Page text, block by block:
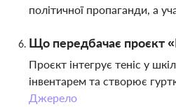
політичної пропаганди, а
Що передбачає проєкт
Проєкт інтегрує теніс у
інвентарем та створює
Джерело